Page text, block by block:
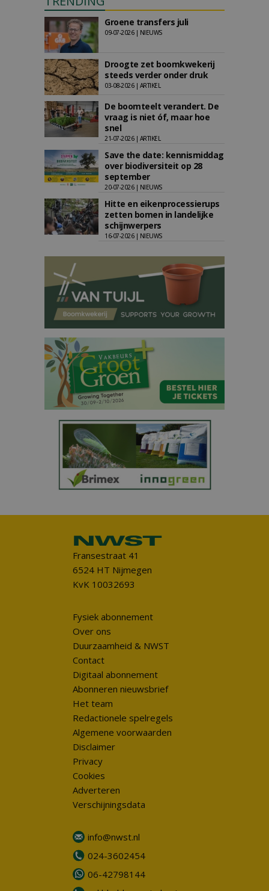
Groene transfers juli
09-07-2026 | NIEUWS
Droogte zet boomkwekerij
steeds verder onder druk
03-08-2026 | ARTIKEL
De boomteelt verandert. De
vraag is niet óf, maar hoe
snel
21-07-2026 | ARTIKEL
Save the date: kennismiddag
over biodiversiteit op 28
september
20-07-2026 | NIEUWS
Hitte en eikenprocessierups
zetten bomen in landelijke
schijnwerpers
16-07-2026 | NIEUWS
Fransestraat 41
6524 HT Nijmegen
KvK 10032693
Fysiek abonnement
Over ons
Duurzaamheid & NWST
Contact
Digitaal abonnement
Abonneren nieuwsbrief
Het team
Redactionele spelregels
Algemene voorwaarden
Disclaimer
Privacy
Cookies
Adverteren
Verschijningsdata
info@nwst.nl
024-3602454
06-42798144